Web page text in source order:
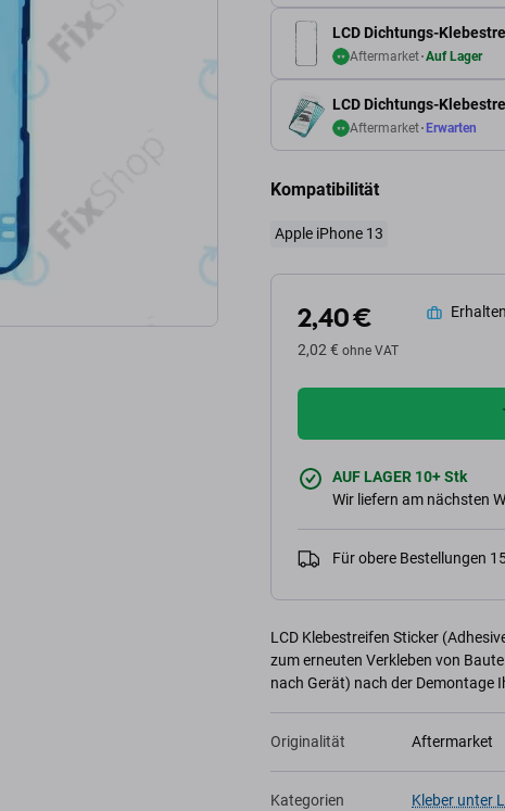
LCD Dichtungs-
Aftermarket Auf Lager
LCD Dichtungs-
Aftermarket Erwarten
Kompatibilität
Apple iPhone 13
2,40 €
2,02 € ohne VAT
AUF LAGER 10+ Stk
Wir liefern am nächsten
Für obere Bestellungen
LCD Klebestreifen Sticker
zum erneuten Verkleben von
nach Gerät) nach der Demontage
Originalität Aftermarket
Kategorien Kleber unter